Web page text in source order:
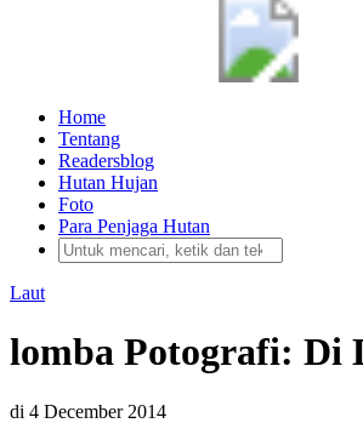
Home
Tentang
Readersblog
Hutan Hujan
Foto
Para Penjaga Hutan
Laut
lomba Potografi: Di
di 4 December 2014